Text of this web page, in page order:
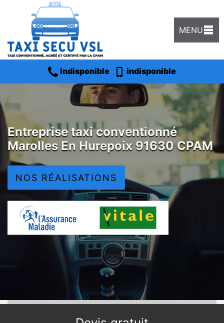
MENU
indisponible indisponible
Entreprise taxi conventionné
Marolles En Hurepoix 91630 CPAM
NOS RÉALISATIONS